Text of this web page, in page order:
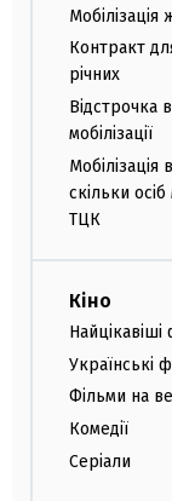
Мобілізація
Контракт
річних
Відстрочка
мобілізації
Мобілізація
скільки осіб
ТЦК
Кіно
Найцікавіші
Українські
Фільми на
Комедії
Серіали